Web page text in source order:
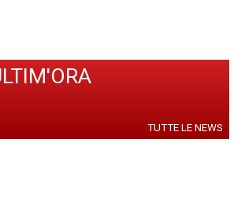
TUTTE LE NEWS